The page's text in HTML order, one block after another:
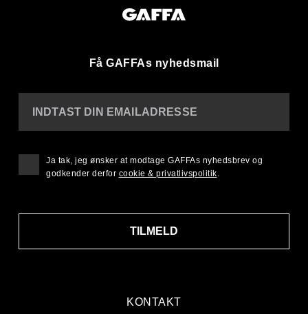
Få GAFFAs nyhedsmail
KONTAKT
INDTAST DIN EMAILADRESSE
TILMELD
Ja tak, jeg ønsker at modtage GAFFAs nyhedsbrev og
godkender derfor cookie & privatlivspolitik